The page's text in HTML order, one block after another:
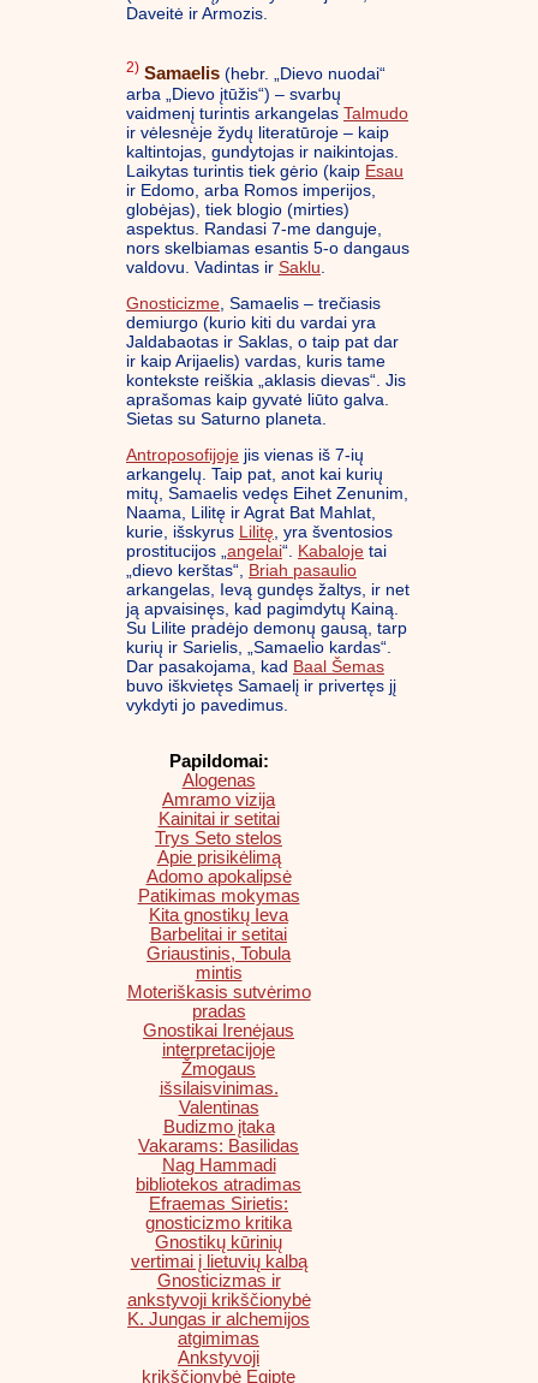
Daveitė ir Armozis.
2) Samaelis (hebr. „Dievo nuodai“
arba „Dievo įtūžis“) – svarbų
vaidmenį turintis arkangelas Talmudo
ir vėlesnėje žydų literatūroje – kaip
kaltintojas, gundytojas ir naikintojas.
Laikytas turintis tiek gėrio (kaip Esau
ir Edomo, arba Romos imperijos,
globėjas), tiek blogio (mirties)
aspektus. Randasi 7-me danguje,
nors skelbiamas esantis 5-o dangaus
valdovu. Vadintas ir Saklu
Gnosticizme , Samaelis – trečiasis
demiurgo (kurio kiti du vardai yra
Jaldabaotas ir Saklas, o taip pat dar
ir kaip Arijaelis) vardas, kuris tame
kontekste reiškia „aklasis dievas“. Jis
aprašomas kaip gyvatė liūto galva.
Sietas su Saturno planeta.
Antroposofijoje jis vienas iš 7-ių
arkangelų. Taip pat, anot kai kurių
mitų, Samaelis vedęs Eihet Zenunim,
Naama, Lilitę ir Agrat Bat Mahlat,
kurie, išskyrus Lilitę , yra šventosios
prostitucijos „ angelai“. Kabaloje tai
„dievo kerštas“, Briah pasaulio
arkangelas, Ievą gundęs žaltys, ir net
ją apvaisinęs, kad pagimdytų Kainą.
Su Lilite pradėjo demonų gausą, tarp
kurių ir Sarielis, „Samaelio kardas“.
Dar pasakojama, kad Baal Šemas
buvo iškvietęs Samaelį ir privertęs jį
vykdyti jo pavedimus.
Papildomai:
Alogenas
Amramo vizija
Kainitai ir setitai
Trys Seto stelos
Apie prisikėlimą
Adomo apokalipsė
Patikimas mokymas
Kita gnostikų Ieva
Barbelitai ir setitai
Griaustinis, Tobula
mintis
Moteriškasis sutvėrimo
pradas
Gnostikai Irenėjaus
interpretacijoje
Žmogaus
išsilaisvinimas.
Valentinas
Budizmo įtaka
Vakarams: Basilidas
Nag Hammadi
bibliotekos atradimas
Efraemas Sirietis:
gnosticizmo kritika
Gnostikų kūrinių
vertimai į lietuvių kalbą
Gnosticizmas ir
ankstyvoji krikščionybė
K. Jungas ir alchemijos
atgimimas
Ankstyvoji
krikščionybė Egipte